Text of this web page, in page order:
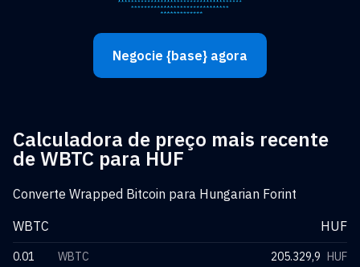
Negocie {base} agora
Calculadora de preço mais recente
de WBTC para HUF
Converte Wrapped Bitcoin para Hungarian Forint
WBTC
HUF
0.01 WBTC 205.329,9 HUF